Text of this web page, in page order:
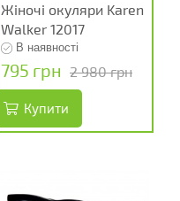
Жіночі окуляри Karen
Walker 12017
В наявності
795 грн 2 980 грн
Купити